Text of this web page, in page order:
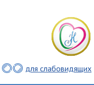
для слабовидящих